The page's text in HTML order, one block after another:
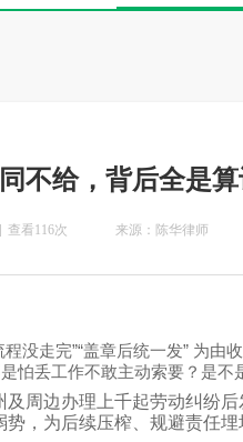
不给，背后全是
查看116次 来源：陈华律师
程没走完”“盖章后统一发” 为由
是怕丢工作不敢主动索要？是
及周边办理上千起劳动纠纷后
势，为后续压榨、规避责任埋